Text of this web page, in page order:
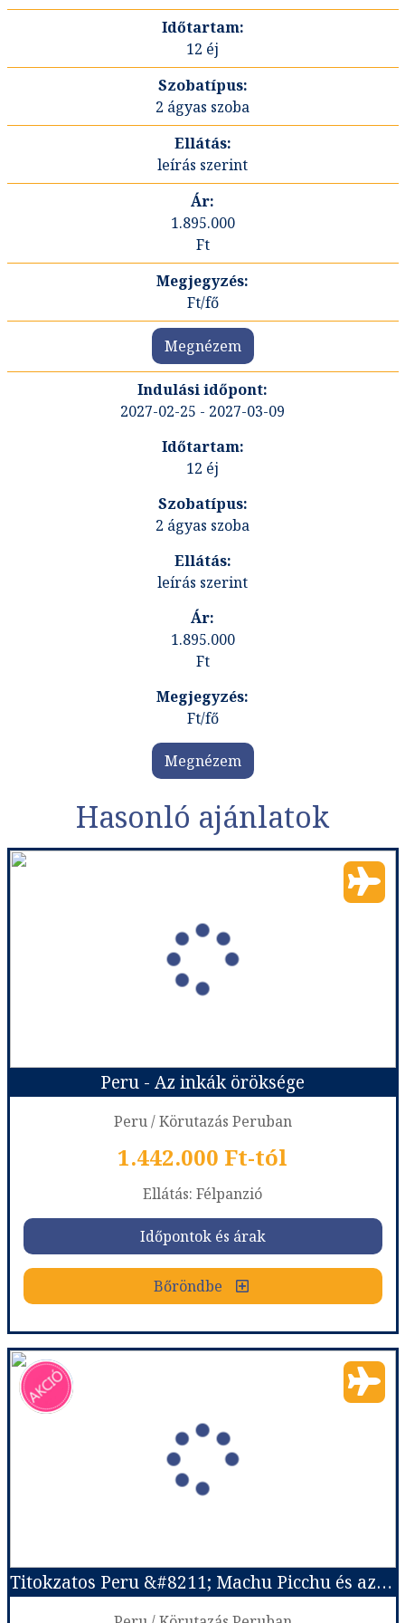
12 éj
2 ágyas szoba
leírás szerint
1.895.000
Ft
Ft/fő
Megnézem
2027-02-25 - 2027-03-09
12 éj
2 ágyas szoba
leírás szerint
1.895.000
Ft
Ft/fő
Megnézem
Hasonló ajánlatok
Peru - Az inkák öröksége
Peru / Körutazás Peruban
1.442.000 Ft-tól
Ellátás: Félpanzió
Időpontok és árak
Bőröndbe
Peru - Az inkák öröksége
Körutazás Peruban
Utazás módja: Repülővel
Ellátás: Félpanzió
Szálláskategória:
2 ágyas szoba
Időpont: 2026-10-25 | 11 éj Titokzatos Peru &#8211; Machu Picchu és az Andok világa - 2026. október